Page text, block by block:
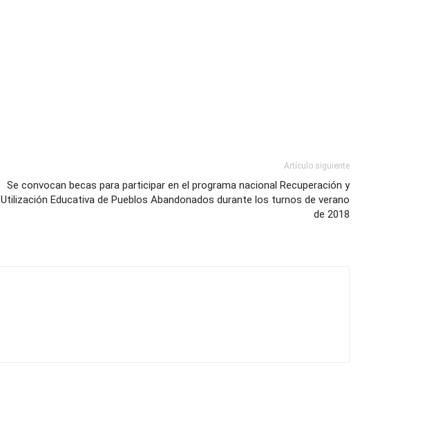
Artículo siguiente
Se convocan becas para participar en el programa nacional Recuperación y
Utilización Educativa de Pueblos Abandonados durante los turnos de verano
de 2018